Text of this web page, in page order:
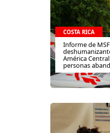
COSTA RICA
Informe de
América
personas